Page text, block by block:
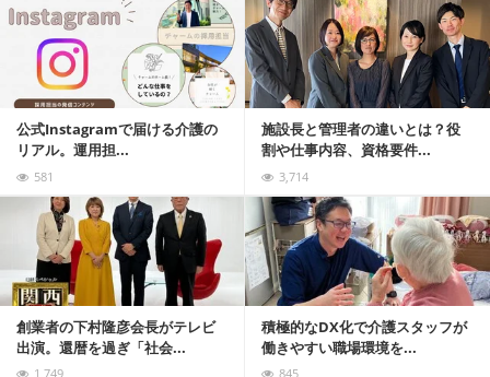
公式Instagramで届ける介護の
リアル。運用担...
581
施設長と管理者の違いとは？役
割や仕事内容、資格要件...
3,714
記事を読む
創業者の下村隆彦会長がテレビ
出演。還暦を過ぎ「社会...
1,749
積極的なDX化で介護スタッフが
働きやすい職場環境を...
845
記事を読む